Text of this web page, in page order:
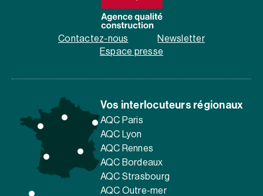
Contactez-nous
Newsletter
Espace presse
Vos interlocuteurs régionaux
AQC Paris
AQC Lyon
AQC Rennes
AQC Bordeaux
AQC Strasbourg
AQC Outre-mer